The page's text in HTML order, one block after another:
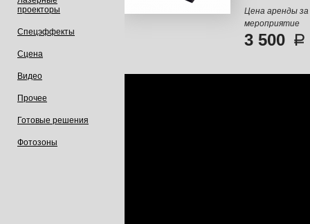
проекторы
Спецэффекты
Сцена
Видео
Прочее
Готовые решения
Фотозоны
Цена аренды за
мероприятие
3 500